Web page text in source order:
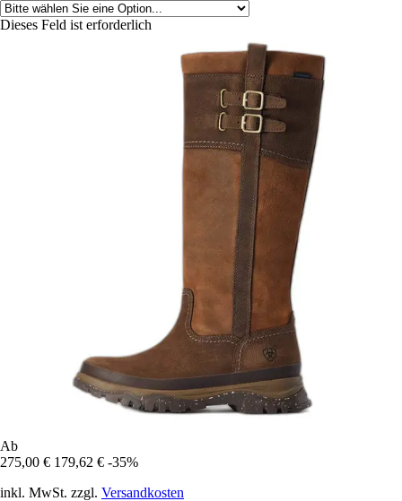
Dieses Feld ist erforderlich
Ab
275,00 € 179,62 € -35%
inkl. MwSt. zzgl. Versandkosten